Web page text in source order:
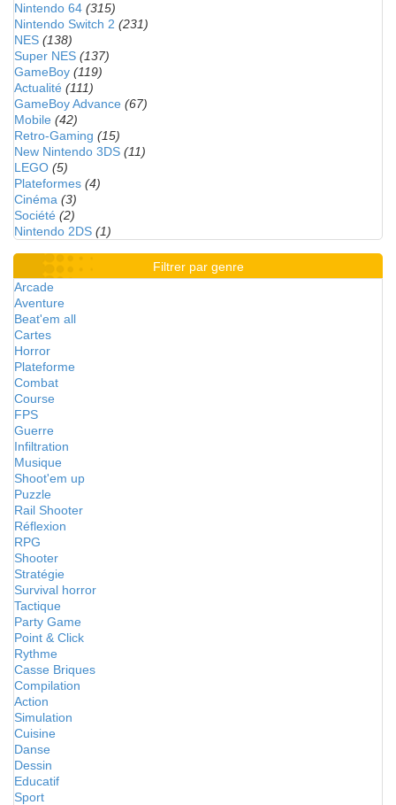
Nintendo 64 (315)
Nintendo Switch 2 (231)
NES (138)
Super NES (137)
GameBoy (119)
Actualité (111)
GameBoy Advance (67)
Mobile (42)
Retro-Gaming (15)
New Nintendo 3DS (11)
LEGO (5)
Plateformes (4)
Cinéma (3)
Société (2)
Nintendo 2DS (1)
Filtrer par genre
Arcade
Aventure
Beat'em all
Cartes
Horror
Plateforme
Combat
Course
FPS
Guerre
Infiltration
Musique
Shoot'em up
Puzzle
Rail Shooter
Réflexion
RPG
Shooter
Stratégie
Survival horror
Tactique
Party Game
Point & Click
Rythme
Casse Briques
Compilation
Action
Simulation
Cuisine
Danse
Dessin
Educatif
Sport